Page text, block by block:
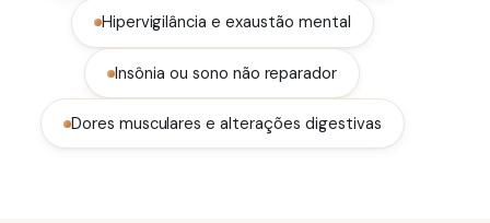
Hipervigilância e exaustão mental
Insônia ou sono não reparador
Dores musculares e alterações digestivas